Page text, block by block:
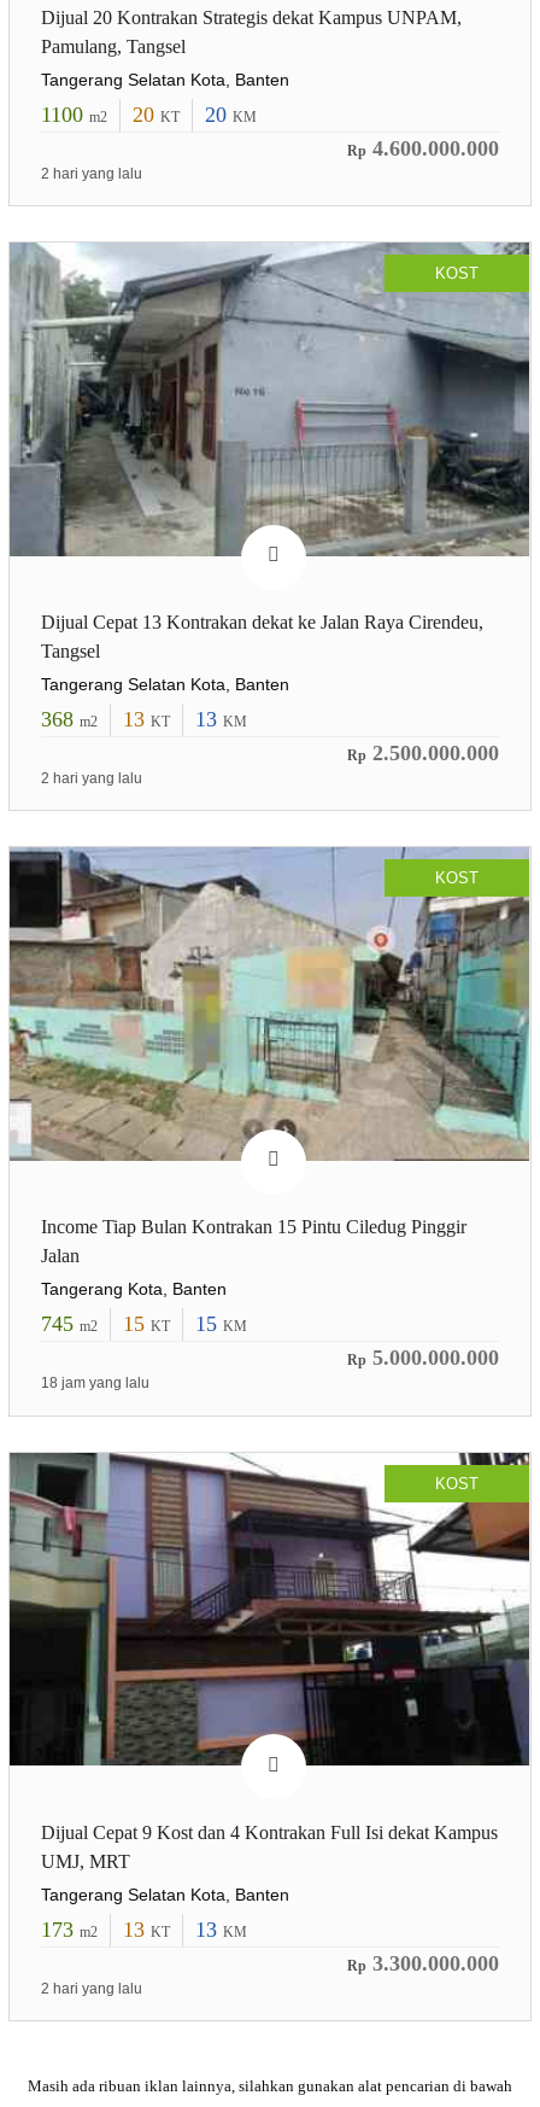
Dijual 20 Kontrakan Strategis dekat Kampus UNPAM,
Pamulang, Tangsel
Tangerang Selatan Kota, Banten
1100 m2 20 KT 20 KM
Rp 4.600.000.000
2 hari yang lalu
KOST
Dijual Cepat 13 Kontrakan dekat ke Jalan Raya Cirendeu,
Tangsel
Tangerang Selatan Kota, Banten
368 m2 13 KT 13 KM
Rp 2.500.000.000
2 hari yang lalu
KOST
Income Tiap Bulan Kontrakan 15 Pintu Ciledug Pinggir
Jalan
Tangerang Kota, Banten
745 m2 15 KT 15 KM
Rp 5.000.000.000
18 jam yang lalu
KOST
Dijual Cepat 9 Kost dan 4 Kontrakan Full Isi dekat Kampus
UMJ, MRT
Tangerang Selatan Kota, Banten
173 m2 13 KT 13 KM
Rp 3.300.000.000
2 hari yang lalu
Masih ada ribuan iklan lainnya, silahkan gunakan alat pencarian di bawah